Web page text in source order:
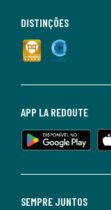
SEMPRE JUNTOS
APP LA REDOUTE
DISTINÇÕES